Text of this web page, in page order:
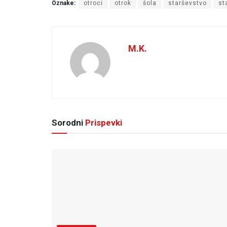
Oznake: otroci otrok šola starševstvo
M.K.
Sorodni Prispevki